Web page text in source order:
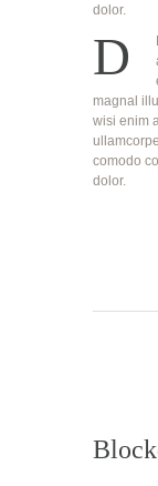
dolor.
D
magnal
wisi enim
comodo
dolor.